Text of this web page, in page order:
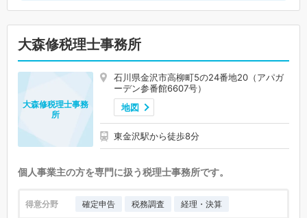
大森修税理士事務所
石川県金沢市高柳町5の24番地20（アパガ
ーデン参番館6607号）
地図
東金沢駅から徒歩8分
大森修税理士事務
所
個人事業主の方を専門に扱う税理士事務所です。
得意分野 確定申告 税務調査 経理・決算